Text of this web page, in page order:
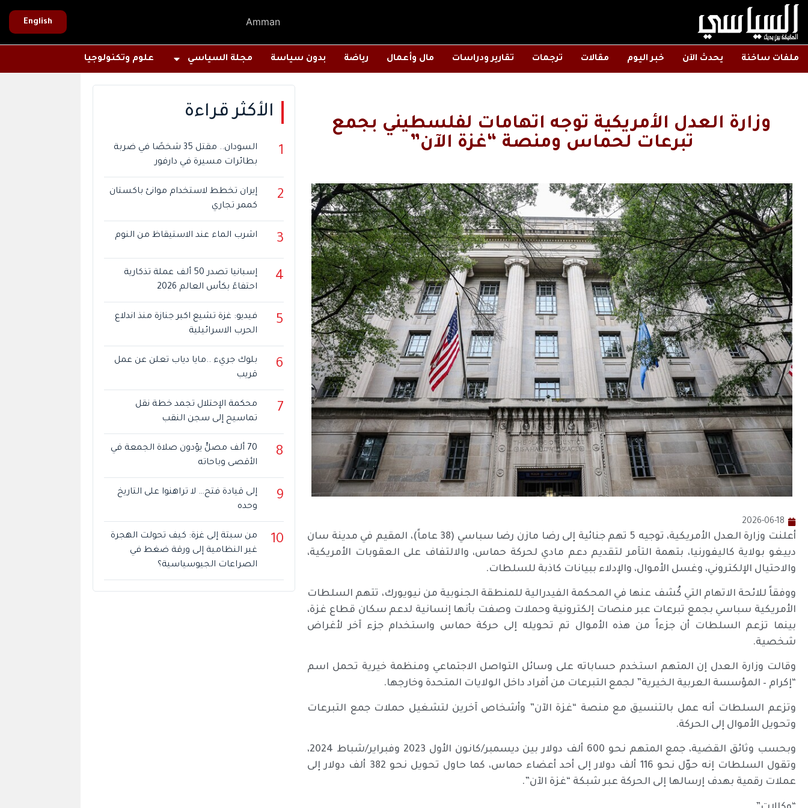
Amman
English
ملفات ساخنة يحدث الآن خبر اليوم مقالات ترجمات تقارير ودراسات مال وأعمال رياضة بدون سياسة مجلة السياسي علوم وتكنولوجيا
وزارة العدل الأمريكية توجه اتهامات لفلسطيني بجمع
تبرعات لحماس ومنصة “غزة الآن”
2026-06-18
أعلنت وزارة العدل الأمريكية، توجيه 5 تهم جنائية إلى رضا مازن رضا سباسي (38 عاماً)، المقيم في مدينة سان
دييغو بولاية كاليفورنيا، بتهمة التآمر لتقديم دعم مادي لحركة حماس، والالتفاف على العقوبات الأمريكية،
والاحتيال الإلكتروني، وغسل الأموال، والإدلاء ببيانات كاذبة للسلطات.
ووفقاً للائحة الاتهام التي كُشف عنها في المحكمة الفيدرالية للمنطقة الجنوبية من نيويورك، تتهم السلطات
الأمريكية سباسي بجمع تبرعات عبر منصات إلكترونية وحملات وصفت بأنها إنسانية لدعم سكان قطاع غزة،
بينما تزعم السلطات أن جزءاً من هذه الأموال تم تحويله إلى حركة حماس واستخدام جزء آخر لأغراض
شخصية.
وقالت وزارة العدل إن المتهم استخدم حساباته على وسائل التواصل الاجتماعي ومنظمة خيرية تحمل اسم
“إكرام – المؤسسة العربية الخيرية” لجمع التبرعات من أفراد داخل الولايات المتحدة وخارجها.
وتزعم السلطات أنه عمل بالتنسيق مع منصة “غزة الآن” وأشخاص آخرين لتشغيل حملات جمع التبرعات
وتحويل الأموال إلى الحركة.
وبحسب وثائق القضية، جمع المتهم نحو 600 ألف دولار بين ديسمبر/كانون الأول 2023 وفبراير/شباط 2024،
وتقول السلطات إنه حوّل نحو 116 ألف دولار إلى أحد أعضاء حماس، كما حاول تحويل نحو 382 ألف دولار إلى
عملات رقمية بهدف إرسالها إلى الحركة عبر شبكة “غزة الآن”.
الأكثر قراءة
1
السودان.. مقتل 35 شخصًا في ضربة
بطائرات مسيرة في دارفور
2
إيران تخطط لاستخدام موانئ باكستان
كممر تجاري
3 اشرب الماء عند الاستيقاظ من النوم
4
إسبانيا تصدر 50 ألف عملة تذكارية
احتفاءً بكأس العالم 2026
5
فيديو: غزة تشيع اكبر جنازة منذ اندلاع
الحرب الاسرائيلية
6
بلوك جريء ..مايا دياب تعلن عن عمل
قريب
7
محكمة الإحتلال تجمد خطة نقل
تماسيح إلى سجن النقب
8
70 ألف مصلٍّ يؤدون صلاة الجمعة في
الأقصى وباحاته
9
إلى قيادة فتح… لا تراهنوا على التاريخ
وحده
10
من سبتة إلى غزة: كيف تحولت الهجرة
غير النظامية إلى ورقة ضغط في
الصراعات الجيوسياسية؟